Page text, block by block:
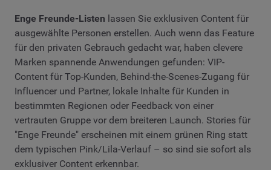
Enge Freunde-Listen lassen Sie exklusiven Content für
ausgewählte Personen erstellen. Auch wenn das Feature
für den privaten Gebrauch gedacht war, haben clevere
Marken spannende Anwendungen gefunden: VIP-
Content für Top-Kunden, Behind-the-Scenes-Zugang für
Influencer und Partner, lokale Inhalte für Kunden in
bestimmten Regionen oder Feedback von einer
vertrauten Gruppe vor dem breiteren Launch. Stories für
"Enge Freunde" erscheinen mit einem grünen Ring statt
dem typischen Pink/Lila-Verlauf – so sind sie sofort als
exklusiver Content erkennbar.